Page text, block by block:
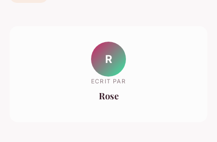
R
ECRIT PAR
Rose